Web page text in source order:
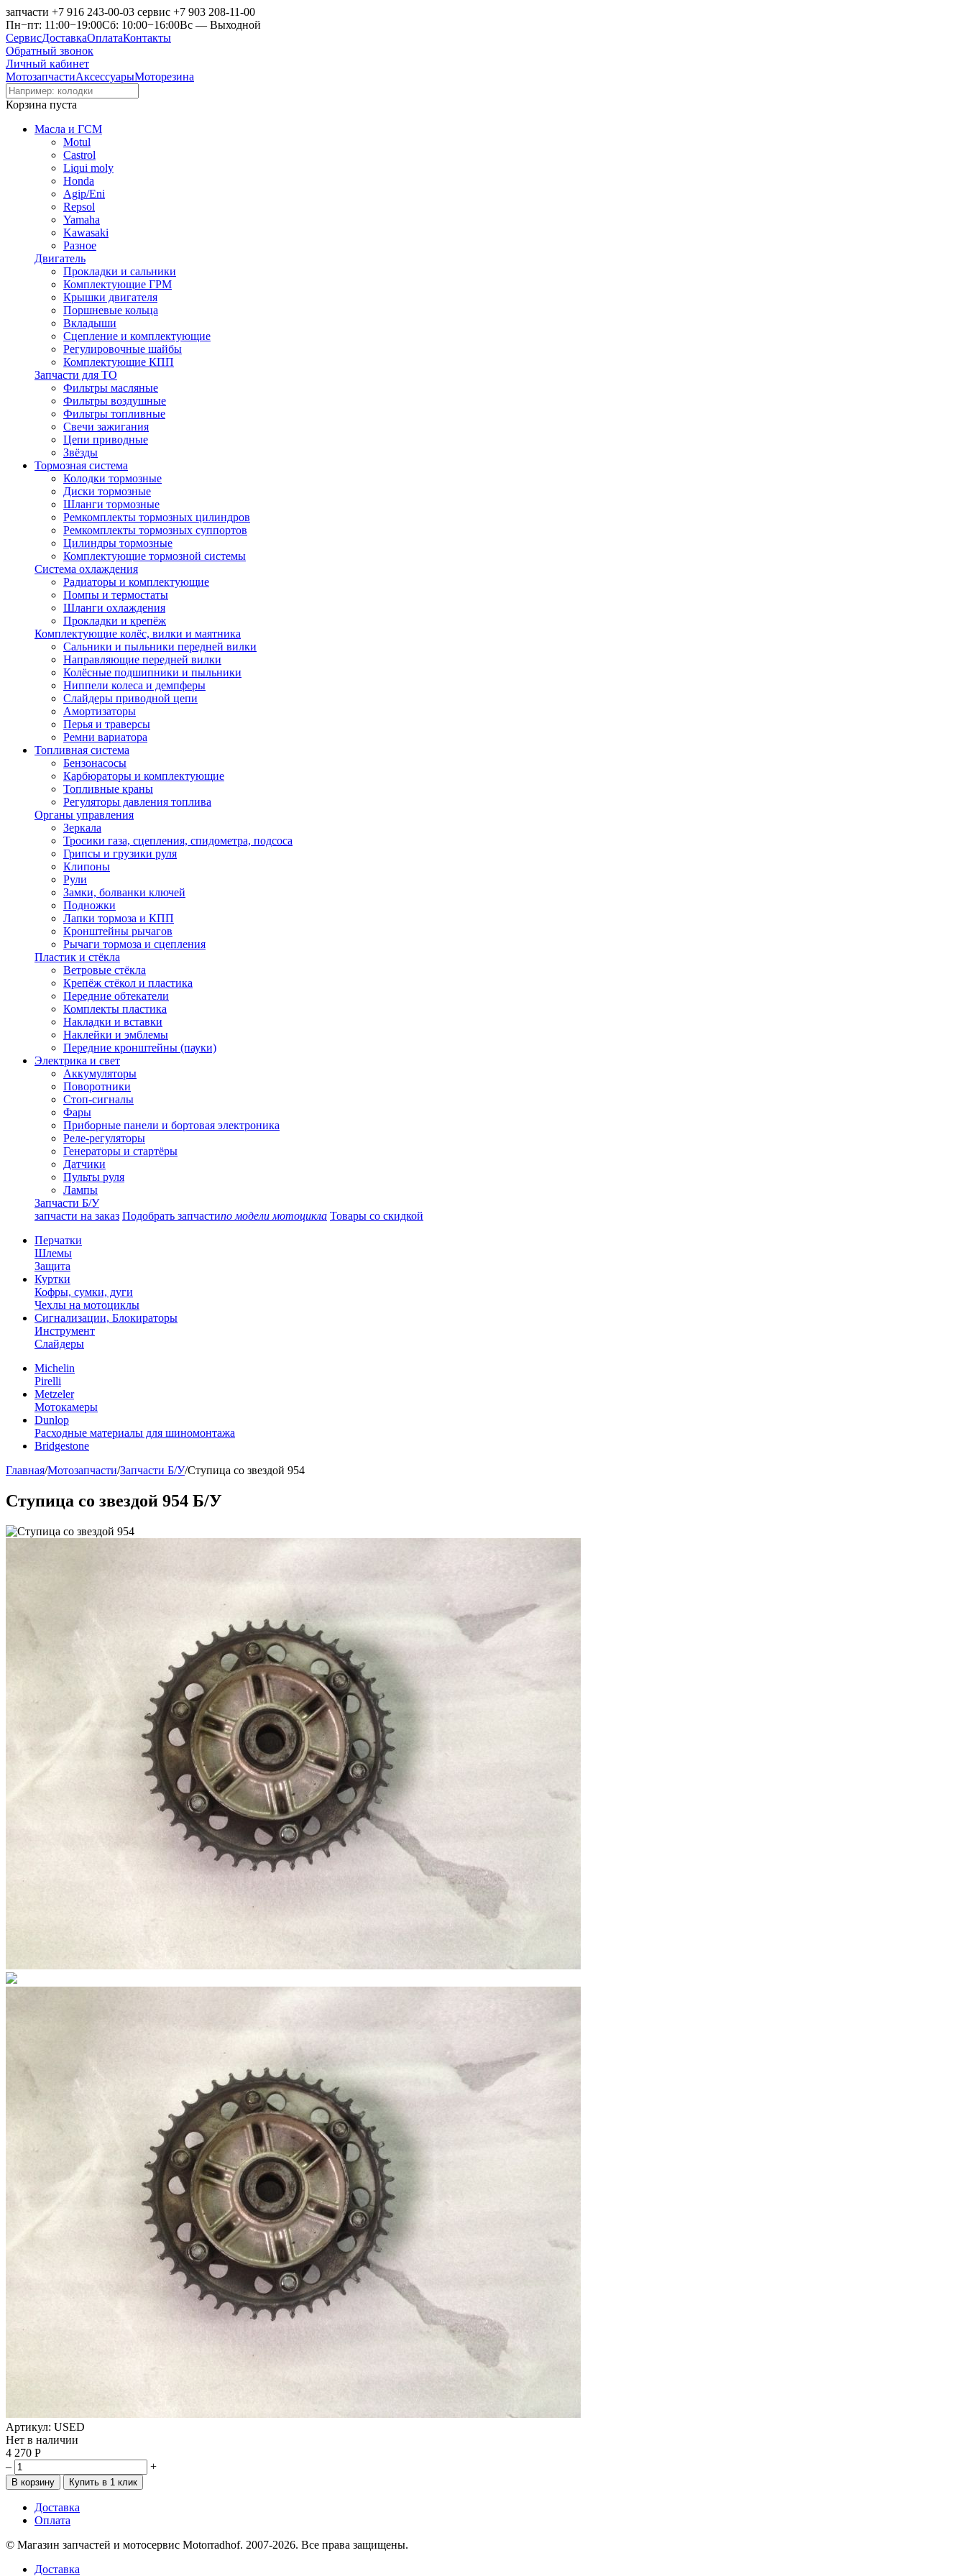
запчасти +7 916 243-00-03 сервис +7 903 208-11-00
Пн−пт: 11:00−19:00Сб: 10:00−16:00Вс — Выходной
СервисДоставкаОплатаКонтакты
Обратный звонок
Личный кабинет
МотозапчастиАксессуарыМоторезина
Корзина пуста
Масла и ГСМ
Motul
Castrol
Liqui moly
Honda
Agip/Eni
Repsol
Yamaha
Kawasaki
Разное
Двигатель
Прокладки и сальники
Комплектующие ГРМ
Крышки двигателя
Поршневые кольца
Вкладыши
Сцепление и комплектующие
Регулировочные шайбы
Комплектующие КПП
Запчасти для ТО
Фильтры масляные
Фильтры воздушные
Фильтры топливные
Свечи зажигания
Цепи приводные
Звёзды
Тормозная система
Колодки тормозные
Диски тормозные
Шланги тормозные
Ремкомплекты тормозных цилиндров
Ремкомплекты тормозных суппортов
Цилиндры тормозные
Комплектующие тормозной системы
Система охлаждения
Радиаторы и комплектующие
Помпы и термостаты
Шланги охлаждения
Прокладки и крепёж
Комплектующие колёс, вилки и маятника
Сальники и пыльники передней вилки
Направляющие передней вилки
Колёсные подшипники и пыльники
Ниппели колеса и демпферы
Слайдеры приводной цепи
Амортизаторы
Перья и траверсы
Ремни вариатора
Топливная система
Бензонасосы
Карбюраторы и комплектующие
Топливные краны
Регуляторы давления топлива
Органы управления
Зеркала
Тросики газа, сцепления, спидометра, подсоса
Грипсы и грузики руля
Клипоны
Рули
Замки, болванки ключей
Подножки
Лапки тормоза и КПП
Кронштейны рычагов
Рычаги тормоза и сцепления
Пластик и стёкла
Ветровые стёкла
Крепёж стёкол и пластика
Передние обтекатели
Комплекты пластика
Накладки и вставки
Наклейки и эмблемы
Передние кронштейны (пауки)
Электрика и свет
Аккумуляторы
Поворотники
Стоп-сигналы
Фары
Приборные панели и бортовая электроника
Реле-регуляторы
Генераторы и стартёры
Датчики
Пульты руля
Лампы
Запчасти Б/У
запчасти на заказ Подобрать запчастипо модели мотоцикла Товары со скидкой
Перчатки
Шлемы
Защита
Куртки
Кофры, сумки, дуги
Чехлы на мотоциклы
Сигнализации, Блокираторы
Инструмент
Слайдеры
Michelin
Pirelli
Metzeler
Мотокамеры
Dunlop
Расходные материалы для шиномонтажа
Bridgestone
Главная/Мотозапчасти/Запчасти Б/У/Ступица со звездой 954
Ступица со звездой 954 Б/У
Артикул: USED
Нет в наличии
4 270 Р
–
+
Доставка
Оплата
© Магазин запчастей и мотосервис Motorradhof. 2007-2026. Все права защищены.
Доставка